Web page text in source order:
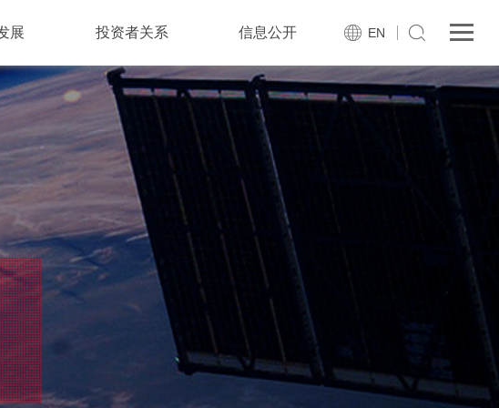
EN
展 投资者关系 信息公开